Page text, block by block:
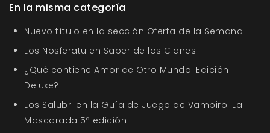
En la misma categoría
Nuevo título en la sección Oferta de la Semana
Los Nosferatu en Saber de los Clanes
¿Qué contiene Amor de Otro Mundo: Edición
Deluxe?
Los Salubri en la Guía de Juego de Vampiro: La
Mascarada 5ª edición